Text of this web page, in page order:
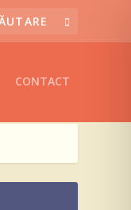
CONTACT